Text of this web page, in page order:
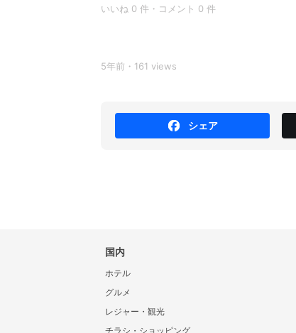
いいね 0 件・コメント 0 件
5年前・161 views
シェア
国内
ホテル
グルメ
レジャー・観光
チラシ・ショッピング